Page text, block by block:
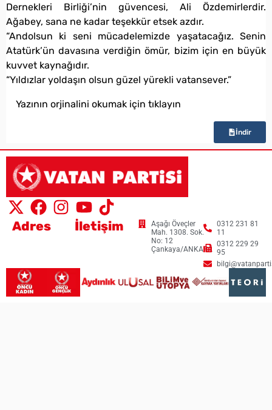
Dernekleri Birliği’nin güvencesi, Ali Özdemirlerdir.
Ağabey, sana ne kadar teşekkür etsek azdır.
“Andolsun ki seni mücadelemizde yaşatacağız. Senin
Atatürk’ün davasına verdiğin ömür, bizim için en büyük
kuvvet kaynağıdır.
“Yıldızlar yoldaşın olsun güzel yürekli vatansever.”
Yazının orjinalini okumak için tıklayın
İndir
Adres
Aşağı Öveçler
Mah. 1308. Sok.
No: 12
Çankaya/ANKARA
İletişim
0312 231 81
11
0312 229 29
95